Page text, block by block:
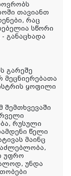
თავიანთ
რაც
სწორი
განაცხადა
გარეშე
მეცნიერებათა
ყოფილი
შემთხვევაში
რუსული
წელი
მაინც
უფრო
უნდა